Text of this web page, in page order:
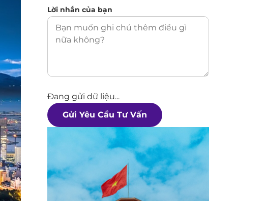
Lời nhắn của bạn
Đang gửi dữ liệu...
Gửi Yêu Cầu Tư Vấn